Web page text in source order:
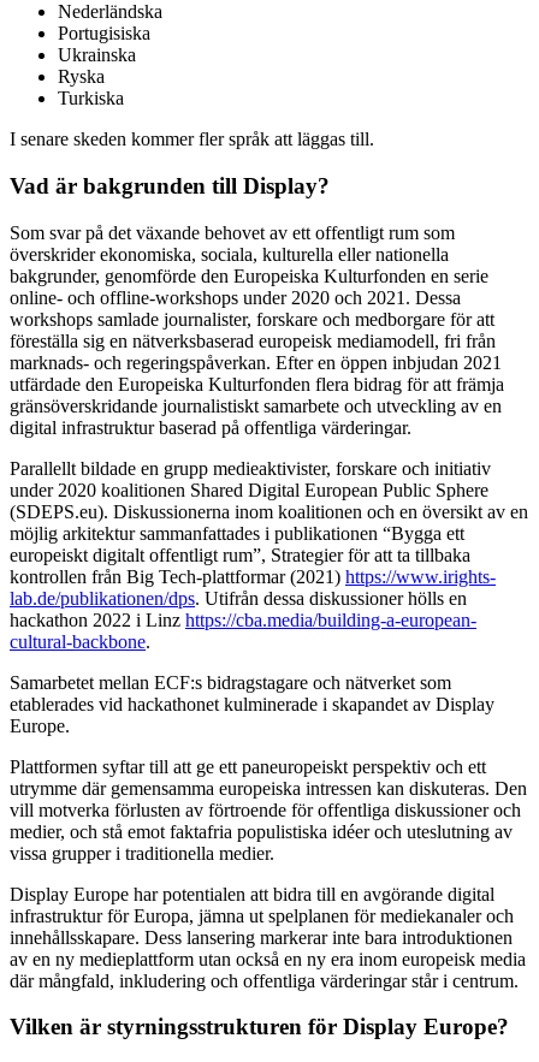
Nederländska
Portugisiska
Ukrainska
Ryska
Turkiska
I senare skeden kommer fler språk att läggas till.
Vad är bakgrunden till Display?
Som svar på det växande behovet av ett offentligt rum som
överskrider ekonomiska, sociala, kulturella eller nationella
bakgrunder, genomförde den Europeiska Kulturfonden en serie
online- och offline-workshops under 2020 och 2021. Dessa
workshops samlade journalister, forskare och medborgare för att
föreställa sig en nätverksbaserad europeisk mediamodell, fri från
marknads- och regeringspåverkan. Efter en öppen inbjudan 2021
utfärdade den Europeiska Kulturfonden flera bidrag för att främja
gränsöverskridande journalistiskt samarbete och utveckling av en
digital infrastruktur baserad på offentliga värderingar.
Parallellt bildade en grupp medieaktivister, forskare och initiativ
under 2020 koalitionen Shared Digital European Public Sphere
(SDEPS.eu). Diskussionerna inom koalitionen och en översikt av en
möjlig arkitektur sammanfattades i publikationen “Bygga ett
europeiskt digitalt offentligt rum”, Strategier för att ta tillbaka
kontrollen från Big Tech-plattformar (2021) https://www.irights-
lab.de/publikationen/dps. Utifrån dessa diskussioner hölls en
hackathon 2022 i Linz https://cba.media/building-a-european-
cultural-backbone.
Samarbetet mellan ECF:s bidragstagare och nätverket som
etablerades vid hackathonet kulminerade i skapandet av Display
Europe.
Plattformen syftar till att ge ett paneuropeiskt perspektiv och ett
utrymme där gemensamma europeiska intressen kan diskuteras. Den
vill motverka förlusten av förtroende för offentliga diskussioner och
medier, och stå emot faktafria populistiska idéer och uteslutning av
vissa grupper i traditionella medier.
Display Europe har potentialen att bidra till en avgörande digital
infrastruktur för Europa, jämna ut spelplanen för mediekanaler och
innehållsskapare. Dess lansering markerar inte bara introduktionen
av en ny medieplattform utan också en ny era inom europeisk media
där mångfald, inkludering och offentliga värderingar står i centrum.
Vilken är styrningsstrukturen för Display Europe?